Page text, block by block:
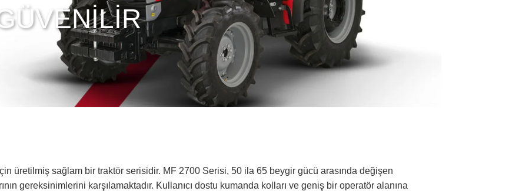
üretilmiş sağlam bir traktör serisidir. MF 2700 Serisi, 50 ila 65 beygir gücü arasında değişen
gereksinimlerini karşılamaktadır. Kullanıcı dostu kumanda kolları ve geniş bir operatör alanına